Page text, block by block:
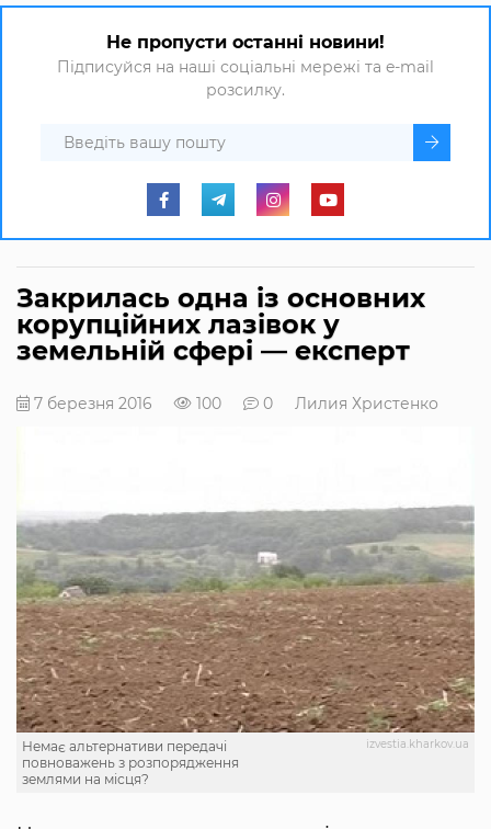
Не пропусти останні новини!
Підписуйся на наші соціальні мережі та e-mail
розсилку.
Закрилась одна із основних
корупційних лазівок у
земельній сфері — експерт
7 березня 2016 100 0 Лилия Христенко
izvestia.kharkov.ua
Немає альтернативи передачі
повноважень з розпорядження
землями на місця?